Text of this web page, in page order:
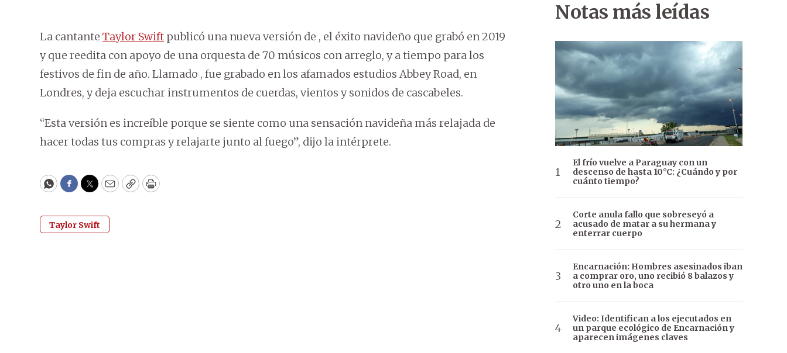
La cantante Taylor Swift publicó una nueva versión de , el éxito navideño que grabó en 2019
y que reedita con apoyo de una orquesta de 70 músicos con arreglo, y a tiempo para los
festivos de fin de año. Llamado , fue grabado en los afamados estudios Abbey Road, en
Londres, y deja escuchar instrumentos de cuerdas, vientos y sonidos de cascabeles.
“Esta versión es increíble porque se siente como una sensación navideña más relajada de
hacer todas tus compras y relajarte junto al fuego”, dijo la intérprete.
WhatsApp
Facebook
Twitter
EmailCopyPrint
Taylor Swift
Notas más leídas
El frío vuelve a Paraguay con un
descenso de hasta 10°C: ¿Cuándo y por
cuánto tiempo?
Corte anula fallo que sobreseyó a
acusado de matar a su hermana y
enterrar cuerpo
Encarnación: Hombres asesinados iban
a comprar oro, uno recibió 8 balazos y
otro uno en la boca
Video: Identifican a los ejecutados en
un parque ecológico de Encarnación y
aparecen imágenes claves